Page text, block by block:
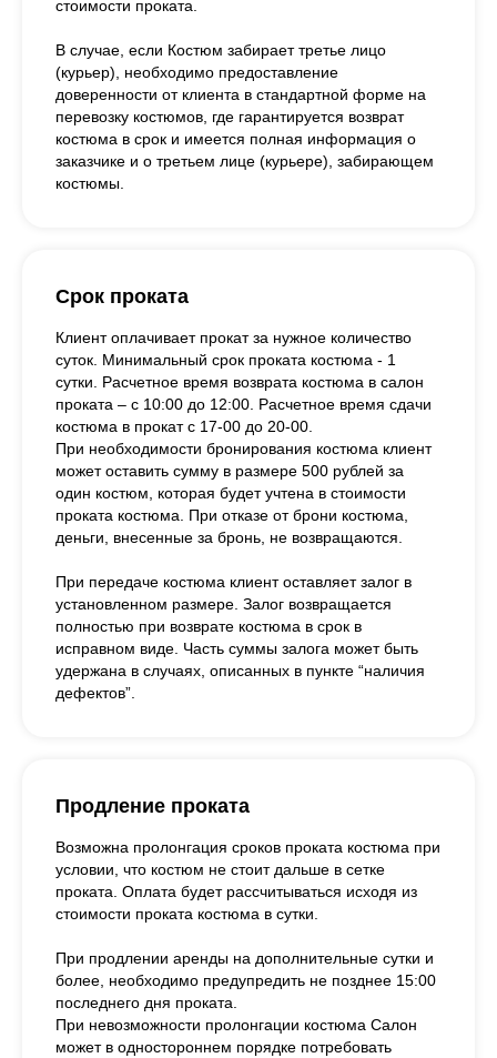
стоимости проката.
В случае, если Костюм забирает третье лицо
(курьер), необходимо предоставление
доверенности от клиента в стандартной форме на
перевозку костюмов, где гарантируется возврат
костюма в срок и имеется полная информация о
заказчике и о третьем лице (курьере), забирающем
костюмы.
Срок проката
Клиент оплачивает прокат за нужное количество
суток. Минимальный срок проката костюма - 1
сутки. Расчетное время возврата костюма в салон
проката – с 10:00 до 12:00. Расчетное время сдачи
костюма в прокат с 17-00 до 20-00.
При необходимости бронирования костюма клиент
может оставить сумму в размере 500 рублей за
один костюм, которая будет учтена в стоимости
проката костюма. При отказе от брони костюма,
деньги, внесенные за бронь, не возвращаются.
При передаче костюма клиент оставляет залог в
установленном размере. Залог возвращается
полностью при возврате костюма в срок в
исправном виде. Часть суммы залога может быть
удержана в случаях, описанных в пункте “наличия
дефектов”.
Продление проката
Возможна пролонгация сроков проката костюма при
условии, что костюм не стоит дальше в сетке
проката. Оплата будет рассчитываться исходя из
стоимости проката костюма в сутки.
При продлении аренды на дополнительные сутки и
более, необходимо предупредить не позднее 15:00
последнего дня проката.
При невозможности пролонгации костюма Салон
может в одностороннем порядке потребовать